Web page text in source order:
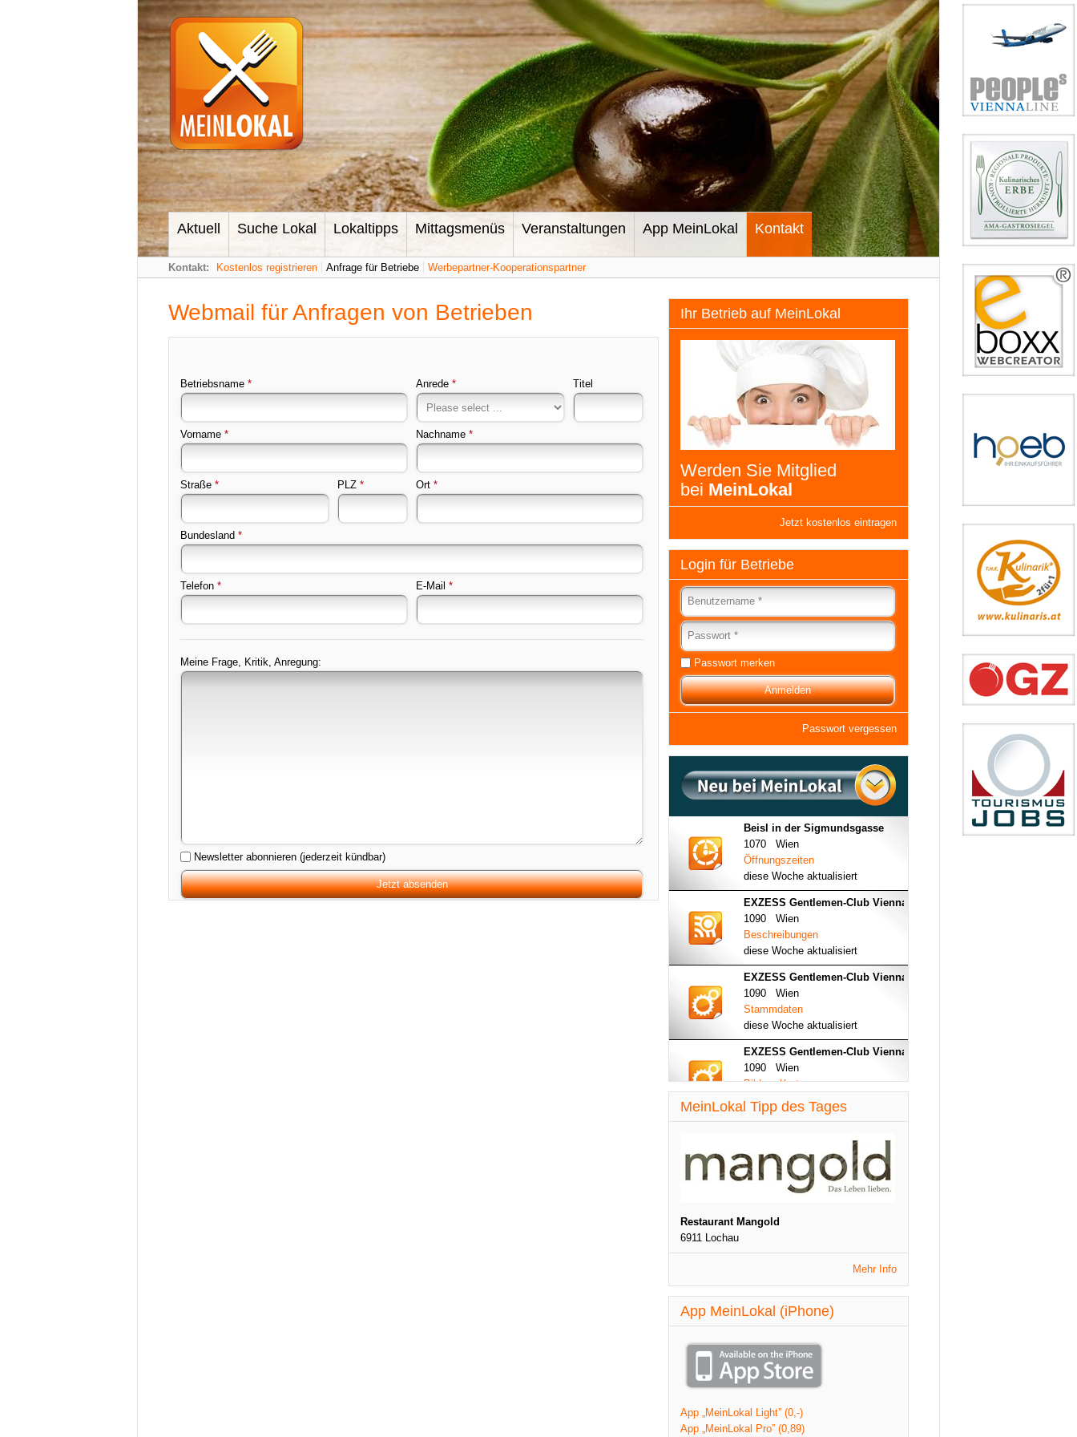
Aktuell Suche Lokal Lokaltipps Mittagsmenüs Veranstaltungen App MeinLokal Kontakt
Kontakt: Kostenlos registrieren Anfrage für Betriebe Werbepartner-Kooperationspartner
Webmail für Anfragen von Betrieben
Betriebsname * Anrede * Titel
Vorname * Nachname *
Straße * PLZ * Ort *
Bundesland *
Telefon * E-Mail *
Meine Frage, Kritik, Anregung:
Newsletter abonnieren (jederzeit kündbar)
Ihr Betrieb auf MeinLokal
Werden Sie Mitglied
bei MeinLokal
Jetzt kostenlos eintragen
Login für Betriebe
Passwort merken
Passwort vergessen
Beisl in der Sigmundsgasse
1070 Wien
Öffnungszeiten
diese Woche aktualisiert
EXZESS Gentlemen-Club Vienna
1090 Wien
Beschreibungen
diese Woche aktualisiert
EXZESS Gentlemen-Club Vienna
1090 Wien
Stammdaten
diese Woche aktualisiert
EXZESS Gentlemen-Club Vienna
1090 Wien
Bilder - Karte
diese Woche aktualisiert
Veranstaltungen
diese Woche aktualisiert
MeinLokal Tipp des Tages
Restaurant Mangold
6911 Lochau
Mehr Info
App MeinLokal (iPhone)
App „MeinLokal Light” (0,-)
App „MeinLokal Pro” (0,89)